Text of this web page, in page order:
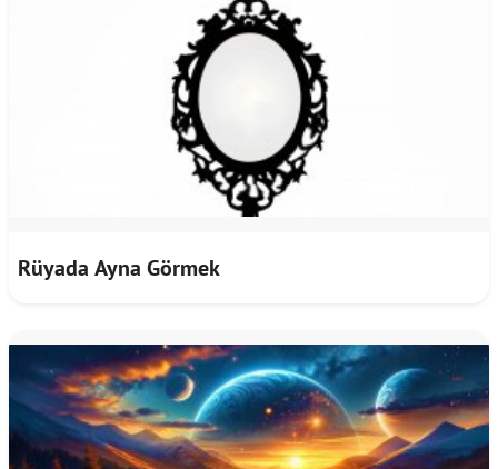
Rüyada Ayna Görmek